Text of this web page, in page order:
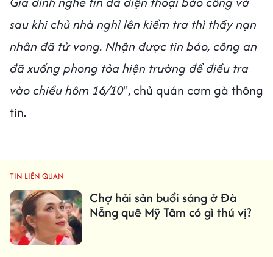
sau khi chủ nhà nghỉ lên kiểm tra thì thấy nạn
nhân đã tử vong. Nhận được tin báo, công an
đã xuống phong tỏa hiện trường để điều tra
vào chiều hôm 16/10", chủ quán cơm gà thông
tin.
TIN LIÊN QUAN
Chợ hải sản buổi sáng ở Đà
Nẵng quê Mỹ Tâm có gì thú vị?